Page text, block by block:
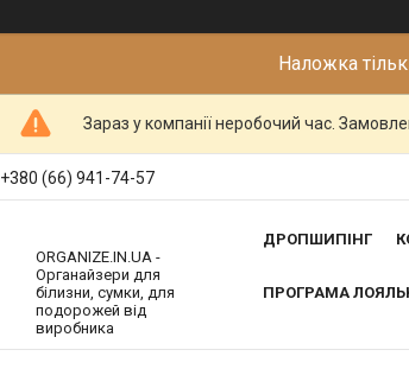
Наложка
Зараз у компанії неробочий час.
+380 (66) 941-74-57
ORGANIZE.IN.UA -
Органайзери для
білизни, сумки, для
подорожей від
виробника
ДРОПШИПІНГ
ПРОГРАМА